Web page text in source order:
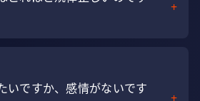
+
いですか、感情がないです